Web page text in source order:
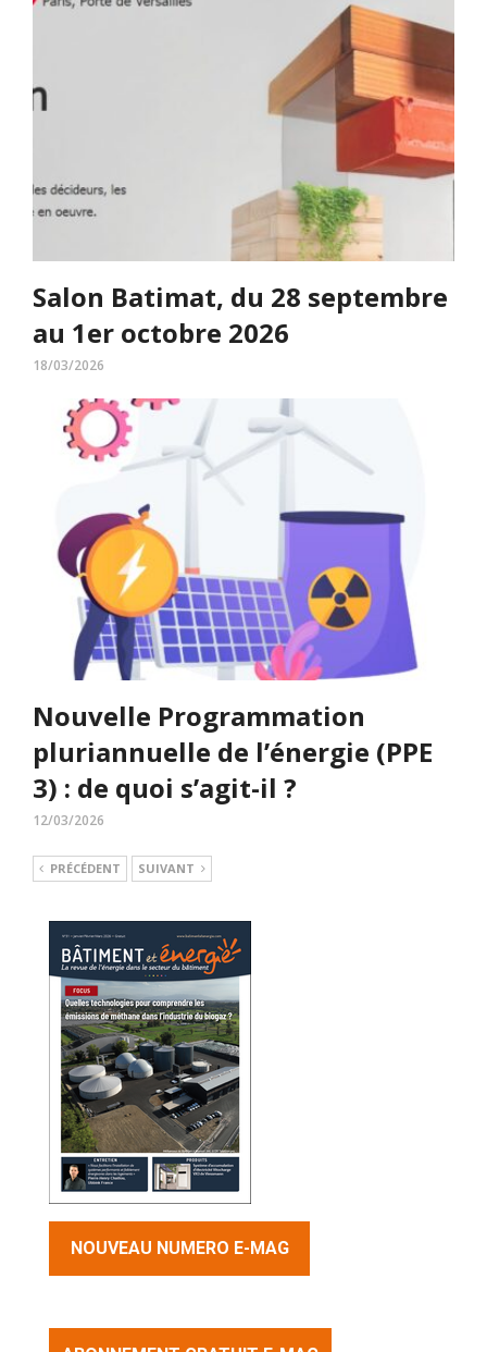
Salon Batimat, du 28 septembre
au 1er octobre 2026
18/03/2026
Nouvelle Programmation
pluriannuelle de l’énergie (PPE
3) : de quoi s’agit-il ?
12/03/2026
PRÉCÉDENT SUIVANT
NOUVEAU NUMERO E-MAG